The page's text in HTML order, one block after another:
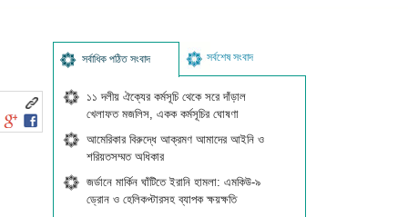
সর্বাধিক পঠিত সংবাদ সর্বশেষ সংবাদ
১১ দলীয় ঐক্যের কর্মসূচি থেকে সরে দাঁড়াল
খেলাফত মজলিস, একক কর্মসূচির ঘোষণা
আমেরিকার বিরুদ্ধে আক্রমণ আমাদের আইনি ও
শরিয়তসম্মত অধিকার
জর্ডানে মার্কিন ঘাঁটিতে ইরানি হামলা: এমকিউ-৯
ড্রোন ও হেলিকপ্টারসহ ব্যাপক ক্ষয়ক্ষতি